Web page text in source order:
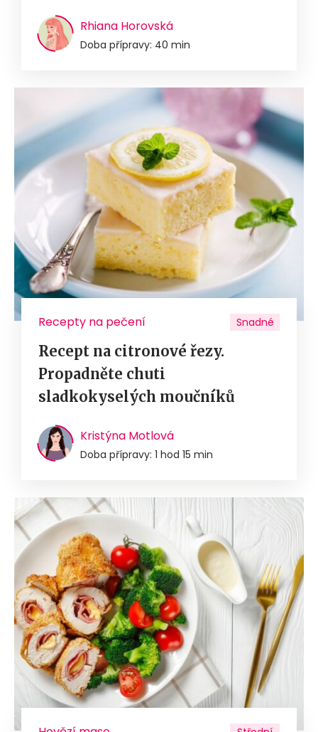
Rhiana Horovská
Doba přípravy: 40 min
Recepty na pečení Snadné
Recept na citronové řezy.
Propadněte chuti
sladkokyselých moučníků
Kristýna Motlová
Doba přípravy: 1 hod 15 min